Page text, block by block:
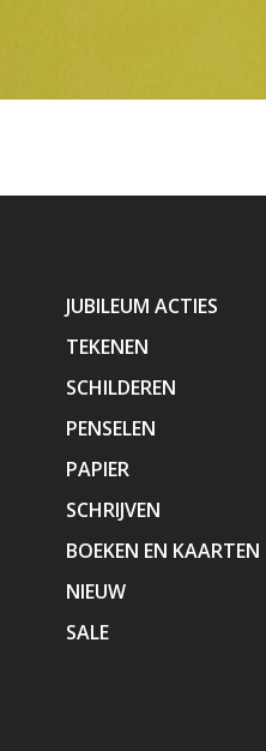
JUBILEUM ACTIES
TEKENEN
SCHILDEREN
PENSELEN
PAPIER
SCHRIJVEN
BOEKEN EN KAARTEN
NIEUW
SALE